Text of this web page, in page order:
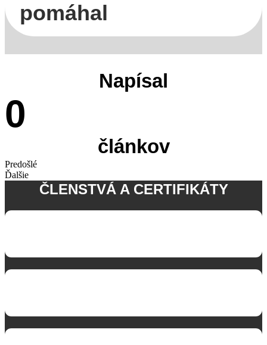
pomáhal
Napísal
0
článkov
Predošlé
Ďalšie
ČLENSTVÁ A CERTIFIKÁTY